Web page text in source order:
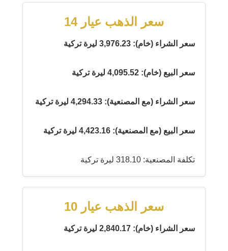
سعر الذهب عيار 14
سعر الشراء (خام): 3,976.23 ليرة تركية
سعر البيع (خام): 4,095.52 ليرة تركية
سعر الشراء (مع المصنعية): 4,294.33 ليرة تركية
سعر البيع (مع المصنعية): 4,423.16 ليرة تركية
تكلفة المصنعية: 318.10 ليرة تركية
سعر الذهب عيار 10
سعر الشراء (خام): 2,840.17 ليرة تركية